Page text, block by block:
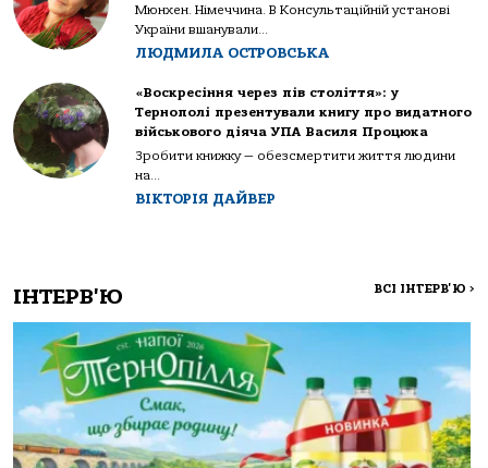
Мюнхен. Німеччина. В Консультаційній установі
України вшанували...
ЛЮДМИЛА ОСТРОВСЬКА
«Воскресіння через пів століття»: у
Тернополі презентували книгу про видатного
військового діяча УПА Василя Процюка
Зробити книжку — обезсмертити життя людини
на...
ВІКТОРІЯ ДАЙВЕР
ІНТЕРВ'Ю ВСІ ІНТЕРВ'Ю >